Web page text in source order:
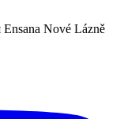
Nové Lázně